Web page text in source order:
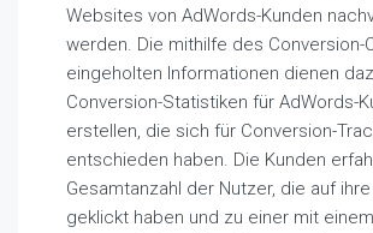
Websites von AdWords-Kunden
werden. Die mithilfe des Conversion-
eingeholten Informationen dienen
Conversion-Statistiken für AdWords-
erstellen, die sich für Conversion-
entschieden haben. Die Kunden
Gesamtanzahl der Nutzer, die auf
geklickt haben und zu einer mit einem